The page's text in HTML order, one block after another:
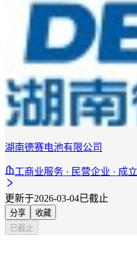
湖南德赛电池有限公司
工商业服务 · 民营企业 · 成
更新于2026-03-04已截止
分享
收藏
已截止